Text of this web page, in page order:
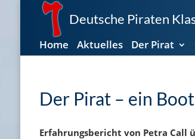
Deutsche Piraten
Home Aktuelles Der Pirat
Der Pirat – ein
Erfahrungsbericht von Petra Call